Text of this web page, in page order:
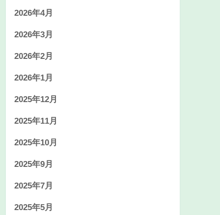
2026年4月
2026年3月
2026年2月
2026年1月
2025年12月
2025年11月
2025年10月
2025年9月
2025年7月
2025年5月